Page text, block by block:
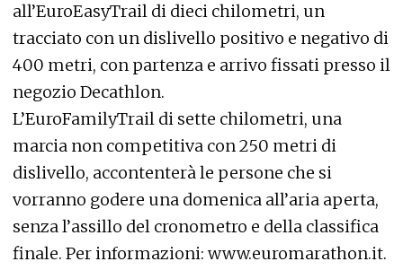
all’EuroEasyTrail di dieci chilometri, un
tracciato con un dislivello positivo e negativo di
400 metri, con partenza e arrivo fissati presso il
negozio Decathlon.
L’EuroFamilyTrail di sette chilometri, una
marcia non competitiva con 250 metri di
dislivello, accontenterà le persone che si
vorranno godere una domenica all’aria aperta,
senza l’assillo del cronometro e della classifica
finale. Per informazioni: www.euromarathon.it.